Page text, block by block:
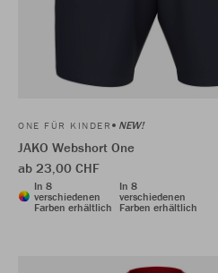
ONE FÜR KINDER NEW!
JAKO Webshort One
ab 23,00 CHF
In 8
verschiedenen
Farben erhältlich
In 8
verschiedenen
Farben erhältlich